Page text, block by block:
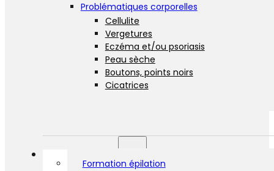
Problématiques corporelles
Cellulite
Vergetures
Eczéma et/ou psoriasis
Peau sèche
Boutons, points noirs
Cicatrices
Formation épilation